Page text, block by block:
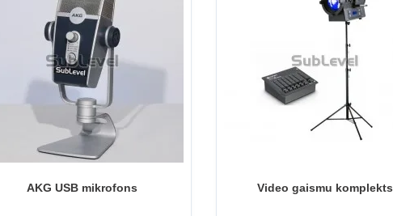
AKG USB mikrofons Video gaismu komplekts